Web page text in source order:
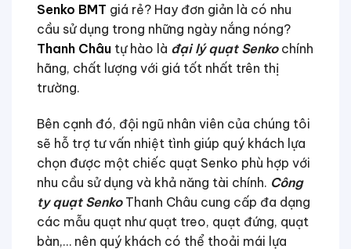
Senko BMT giá rẻ? Hay đơn giản là có nhu
cầu sử dụng trong những ngày nắng nóng?
Thanh Châu tự hào là đại lý quạt Senkochính
hãng, chất lượng với giá tốt nhất trên thị
trường.
Bên cạnh đó, đội ngũ nhân viên của chúng tôi
sẽ hỗ trợ tư vấn nhiệt tình giúp quý khách lựa
chọn được một chiếc quạt Senko phù hợp với
nhu cầu sử dụng và khả năng tài chính. Công
ty quạt SenkoThanh Châu cung cấp đa dạng
các mẫu quạt như quạt treo, quạt đứng, quạt
bàn,… nên quý khách có thể thoải mái lựa